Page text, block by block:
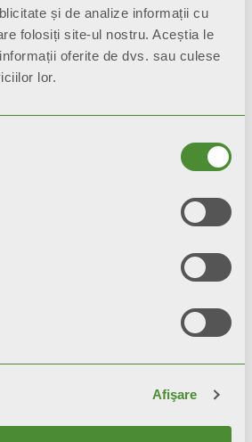
și de analize informații cu
folosiți site-ul nostru. Aceștia le
oferite de dvs. sau culese
lor.
Afişare
Descriere
tehnice
defecte de
instrucţiunile